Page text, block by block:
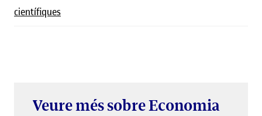
científiques
Veure més sobre Economia